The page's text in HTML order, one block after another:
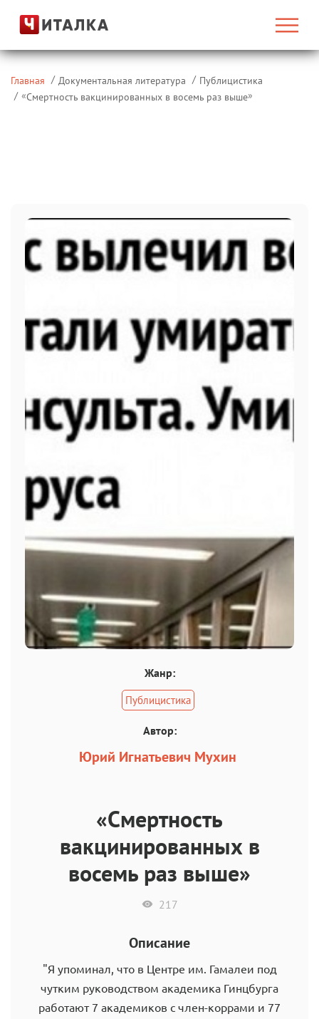
Главная Документальная литература
Публицистика
«Смертность вакцинированных в восемь раз выше»
Жанр:
Публицистика
Автор:
Юрий Игнатьевич Мухин
«Смертность
вакцинированных в
восемь раз выше»
217
Описание
"Я упоминал, что в Центре им. Гамалеи под
чутким руководством академика Гинцбурга
работают 7 академиков с член-коррами и 77